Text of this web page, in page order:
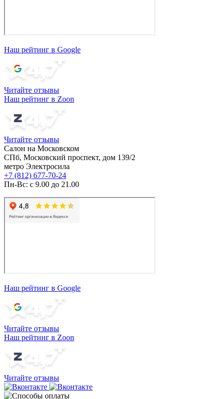
Наш рейтинг в Google
Читайте отзывы
Наш рейтинг в Zoon
Читайте отзывы
Салон на Московском
СПб, Московский проспект, дом 139/2
метро Электросила
+7 (812) 677-70-24
Пн-Вс: с 9.00 до 21.00
Наш рейтинг в Google
Читайте отзывы
Наш рейтинг в Zoon
Читайте отзывы